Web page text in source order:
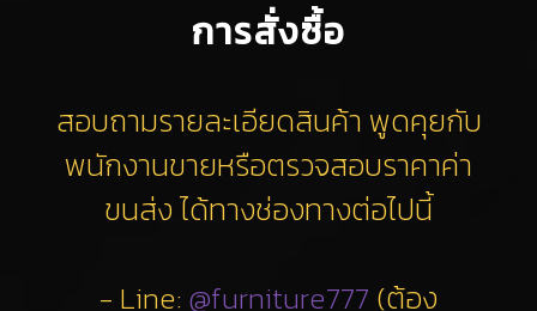
การสั่งซื้อ
สอบถามรายละเอียดสินค้า พูดคุยกับ
พนักงานขายหรือตรวจสอบราคาค่า
ขนส่ง ได้ทางช่องทางต่อไปนี้
- Line: @furniture777 (ต้อง